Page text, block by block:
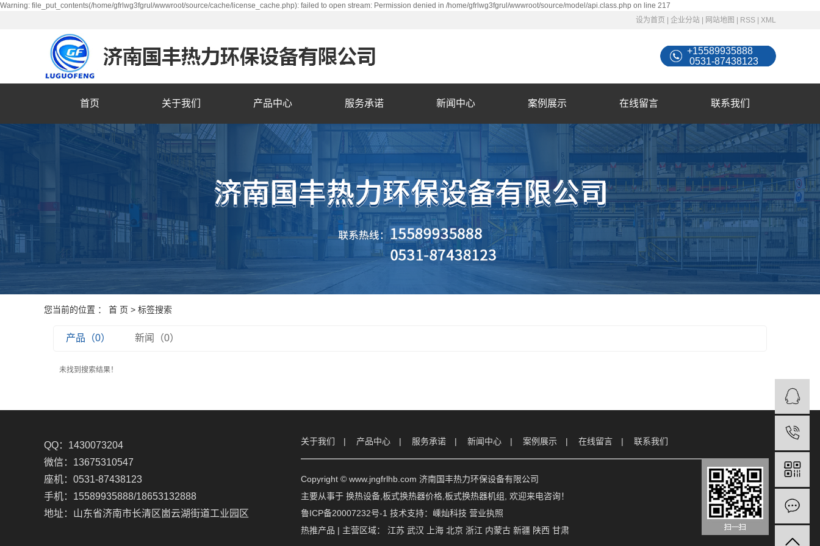
Warning: file_put_contents(/home/gfrlwg3fgrul/wwwroot/source/cache/license_cache.php): failed to open stream: Permission denied in /home/gfrlwg3fgrul/wwwroot/source/model/api.class.php on line 217
设为首页
企业分站 网站地图 RSS XML
+15589935888
0531-87438123
首页 关于我们 产品中心 服务承诺 新闻中心 案例展示 在线留言 联系我们
您当前的位置 ： 首 页 > 标签搜索
产品（0） 新闻（0）
未找到搜索结果！
QQ：1430073204
微信：13675310547
座机：0531-87438123
手机：15589935888/18653132888
地址：山东省济南市长清区崮云湖街道工业园区
关于我们 产品中心 服务承诺 新闻中心 案例展示 在线留言 联系我们
Copyright © www.jngfrlhb.com 济南国丰热力环保设备有限公司
主要从事于 换热设备 板式换热器价格 板式换热器机组 , 欢迎来电咨询！
鲁ICP备20007232号-1 技术支持： 嵊灿科技 营业执照
热推产品 | 主营区域： 江苏 武汉 上海 北京 浙江 内蒙古 新疆 陕西 甘肃